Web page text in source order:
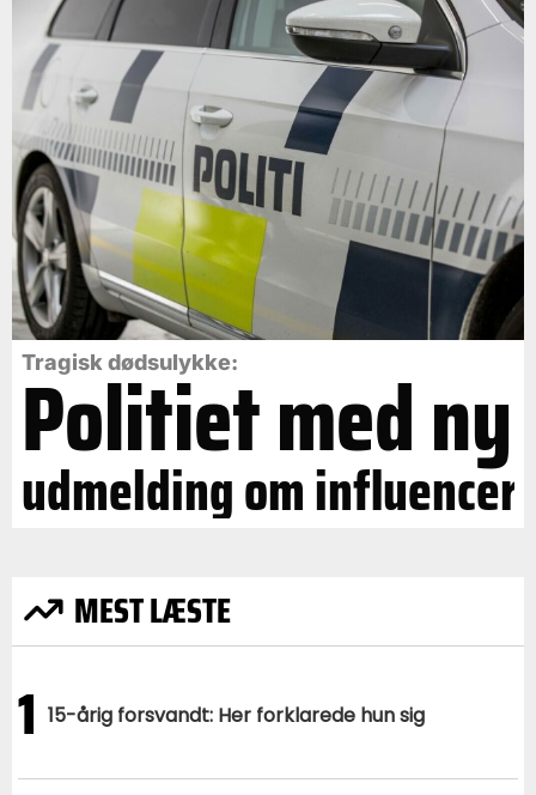
Tragisk dødsulykke:
Politiet med ny
udmelding om influencer
MEST LÆSTE
1 15-årig forsvandt: Her forklarede hun sig